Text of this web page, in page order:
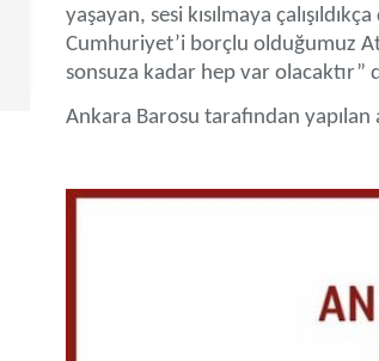
yaşayan, sesi kısılmaya
Cumhuriyet’i borçlu olduğumuz
sonsuza kadar hep var olacaktır”
Ankara Barosu tarafından yapılan